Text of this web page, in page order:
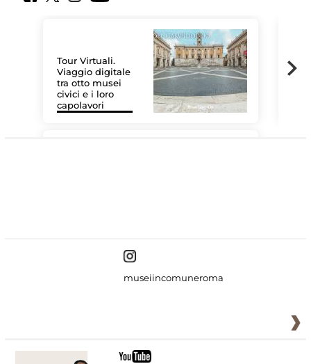
Tour Virtuali.
Viaggio digitale
tra otto musei
civici e i loro
capolavori
museiincomuneroma